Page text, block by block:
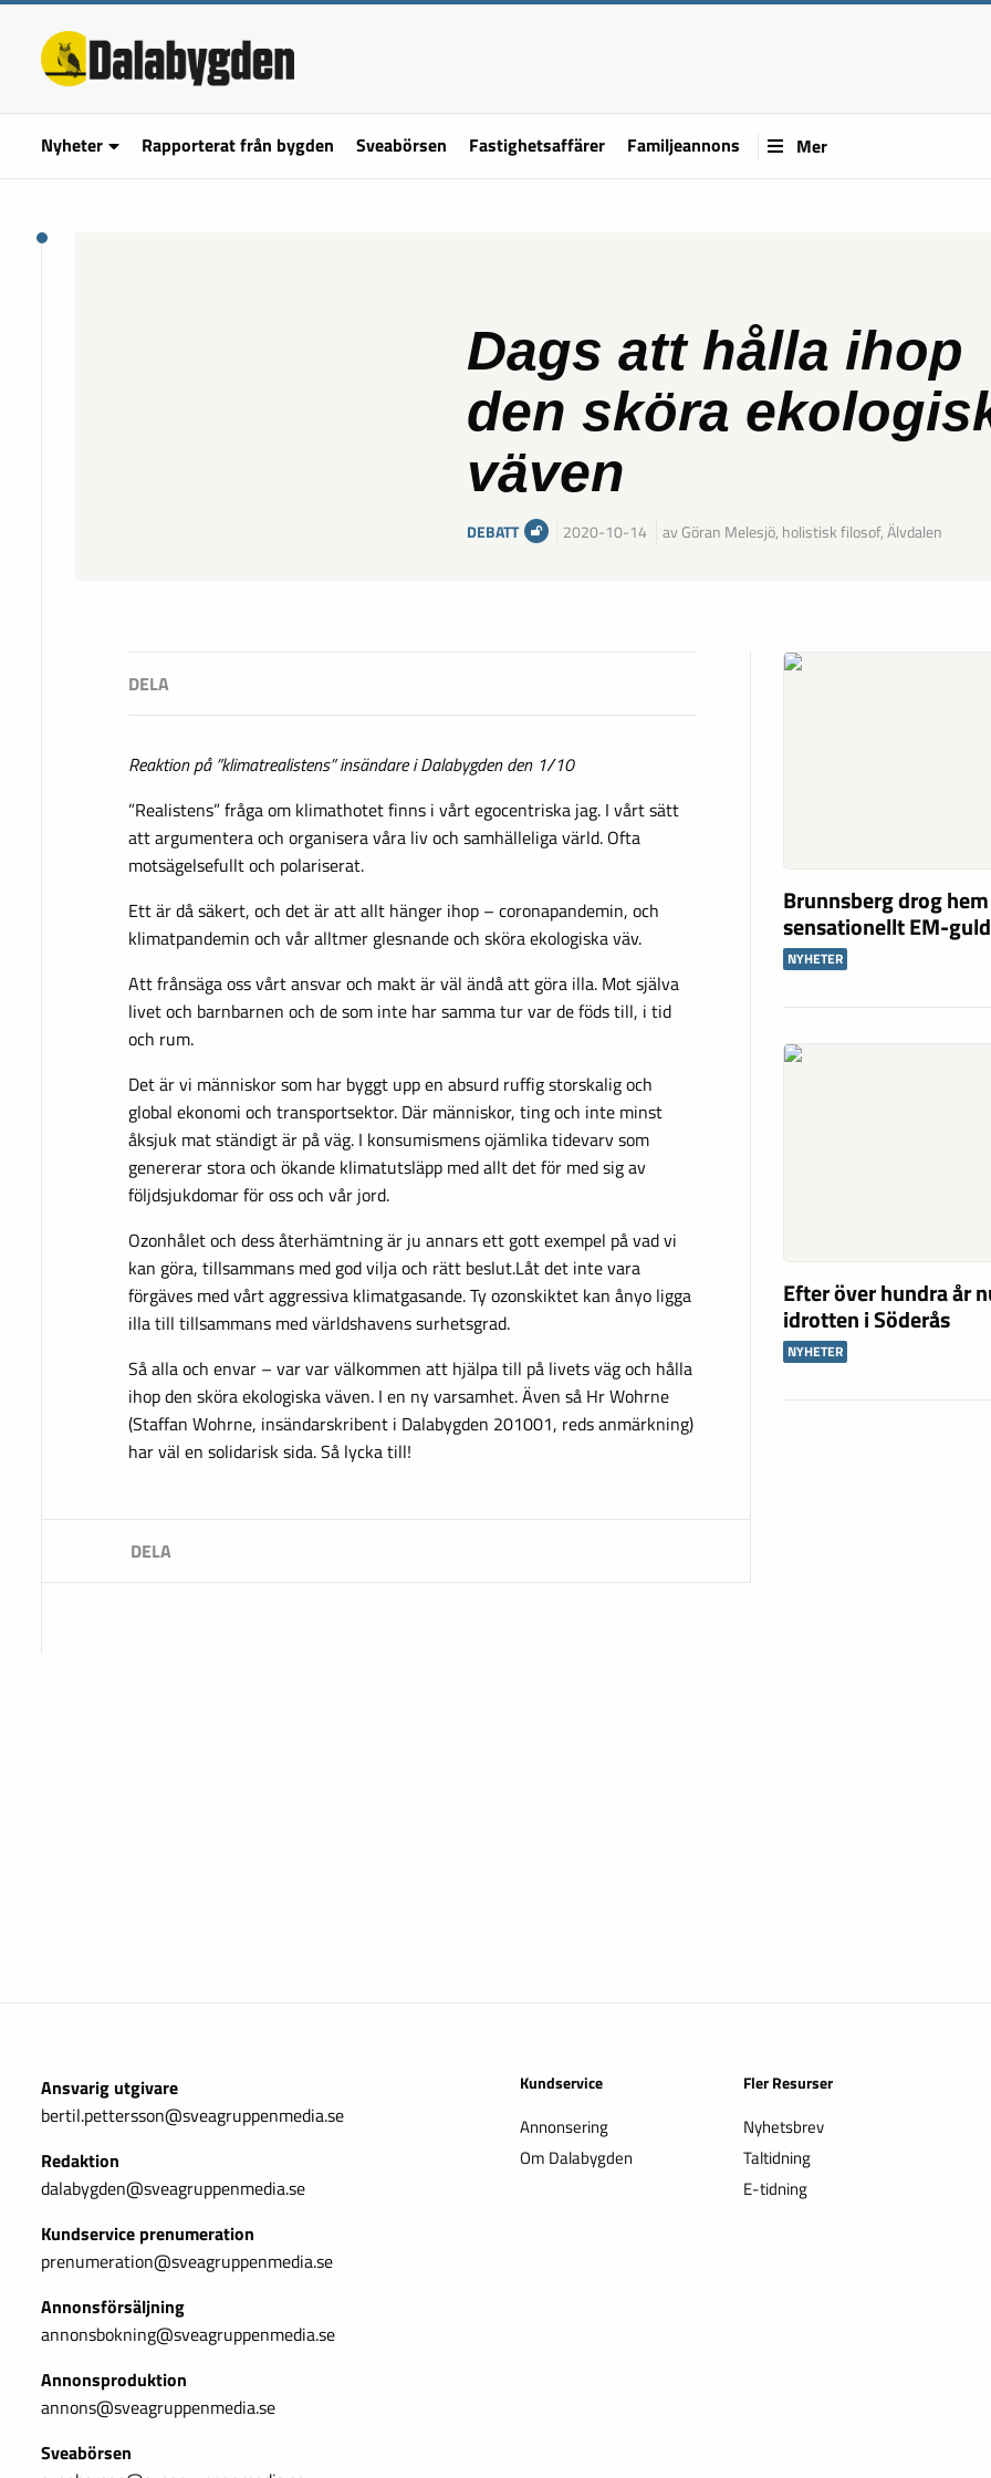
Nyheter Rapporterat från bygden Sveabörsen Fastighetsaffärer Familjeannons Mer
Dags att hålla ihop
den sköra
väven
DEBATT 2020-10-14 av Göran Melesjö, holistisk filosof, Älvdalen
Reaktion på ”klimatrealistens” insändare i Dalabygden den 1/10
”Realistens” fråga om klimathotet finns i vårt egocentriska jag. I vårt sätt
att argumentera och organisera våra liv och samhälleliga värld. Ofta
motsägelsefullt och polariserat.
Ett är då säkert, och det är att allt hänger ihop – coronapandemin, och
klimatpandemin och vår alltmer glesnande och sköra ekologiska väv.
Att frånsäga oss vårt ansvar och makt är väl ändå att göra illa. Mot själva
livet och barnbarnen och de som inte har samma tur var de föds till, i tid
och rum.
Det är vi människor som har byggt upp en absurd ruffig storskalig och
global ekonomi och transportsektor. Där människor, ting och inte minst
åksjuk mat ständigt är på väg. I konsumismens ojämlika tidevarv som
genererar stora och ökande klimatutsläpp med allt det för med sig av
följdsjukdomar för oss och vår jord.
Ozonhålet och dess återhämtning är ju annars ett gott exempel på vad vi
kan göra, tillsammans med god vilja och rätt beslut.Låt det inte vara
förgäves med vårt aggressiva klimatgasande. Ty ozonskiktet kan ånyo ligga
illa till tillsammans med världshavens surhetsgrad.
Så alla och envar – var var välkommen att hjälpa till på livets väg och hålla
ihop den sköra ekologiska väven. I en ny varsamhet. Även så Hr Wohrne
(Staffan Wohrne, insändarskribent i Dalabygden 201001, reds anmärkning)
har väl en solidarisk sida. Så lycka till!
Brunnsberg drog hem
sensationellt EM-guld
NYHETER
Efter över hundra år
idrotten i Söderås
NYHETER
Ansvarig utgivare
bertil.pettersson@sveagruppenmedia.se
Redaktion
dalabygden@sveagruppenmedia.se
Kundservice prenumeration
prenumeration@sveagruppenmedia.se
Annonsförsäljning
annonsbokning@sveagruppenmedia.se
Annonsproduktion
annons@sveagruppenmedia.se
Sveabörsen
Kundservice
Annonsering
Om Dalabygden
Fler Resurser
Nyhetsbrev
Taltidning
E-tidning